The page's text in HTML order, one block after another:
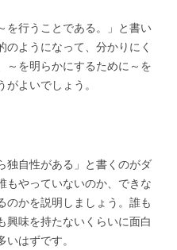
を行うことである。」と書い
ようになって、分かりにく
～を明らかにするために～を
よいでしょう。
独自性がある」と書くのがダ
もやっていないのか、できな
のかを説明しましょう。誰も
興味を持たないくらいに面白
はずです。